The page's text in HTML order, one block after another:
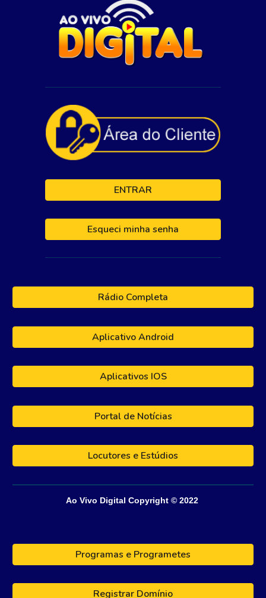
ENTRAR
Esqueci minha senha
Rádio Completa
Aplicativo Android
Aplicativos IOS
Portal de Notícias
Locutores e Estúdios
Ao Vivo Digital Copyright © 2022
Programas e Programetes
Registrar Domínio